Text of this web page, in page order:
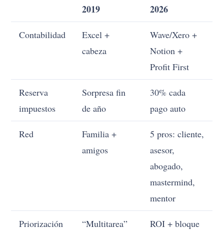
2019
2026
Contabilidad
Excel +
cabeza
Wave/Xero +
Notion +
Profit First
Reserva
impuestos
Sorpresa fin
de año
30% cada
pago auto
Red
Familia +
amigos
5 pros: cliente,
asesor,
abogado,
mastermind,
mentor
Priorización “Multitarea”
ROI + bloque